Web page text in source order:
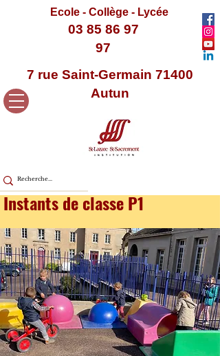
Ecole - Collège - Lycée
03 85 86 97
97
7 rue Saint-Germain 71400
Autun
Instants de classe P1